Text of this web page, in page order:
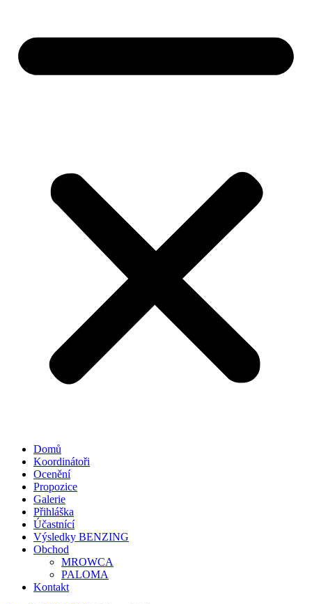
Domů
Koordinátoři
Ocenění
Propozice
Galerie
Přihláška
Účastnící
Výsledky BENZING
Obchod
MROWCA
PALOMA
Kontakt